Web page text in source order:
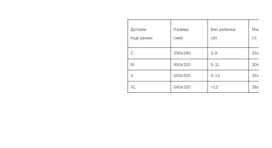
Детские
подгузники
Размер
(мм)
Вес ребенка
(кг)
Масса
(г)
С 390x280 3-8 25±2
М 450x320 5-11 30±2
л 500x320 9-13 34±2
XL 540x320 >12 38±2